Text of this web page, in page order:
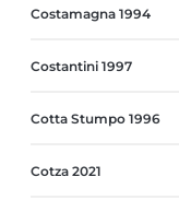
Costamagna 1994
Costantini 1997
Cotta Stumpo 1996
Cotza 2021